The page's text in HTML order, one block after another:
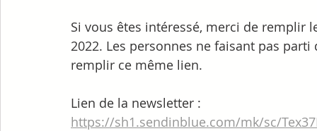
Si vous êtes intéressé, merci de
2022. Les personnes ne faisant pas
remplir ce même lien.
Lien de la newsletter :
https://sh1.sendinblue.com/mk/sc/